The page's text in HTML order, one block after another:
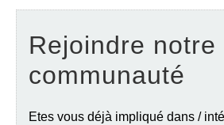
Rejoindre notre
communauté
Etes vous déjà impliqué dans /